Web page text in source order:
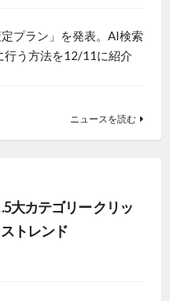
プラン」を発表。AI検索
行う方法を12/11に紹介
ニュースを読む
大カテゴリー クリッ
トレンド